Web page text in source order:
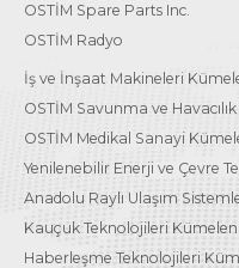
OSTİM Spare Parts Inc.
OSTİM Radyo
İş ve İnşaat Makineleri
OSTİM Savunma ve
OSTİM Medikal Sanayi
Yenilenebilir Enerji ve Çevre
Anadolu Raylı Ulaşım
Kauçuk Teknolojileri
Haberleşme Teknolojileri